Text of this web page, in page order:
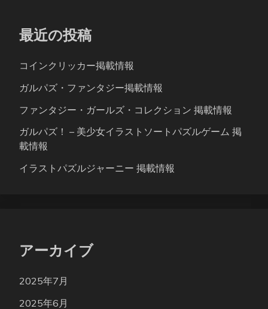
最近の投稿
コインクリッカー掲載情報
ガルパズ・ファンタジー掲載情報
ファンタジー・ガールズ・コレクション 掲載情報
ガルパズ！ – 美少女イラストソートパズルゲーム 掲
載情報
イラストパズルジャーニー 掲載情報
アーカイブ
2025年7月
2025年6月